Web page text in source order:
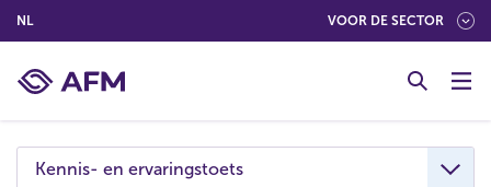
NL(NEDERLANDS (NEDERLAND)) VOOR DE SECTOR
Kennis- en ervaringstoets